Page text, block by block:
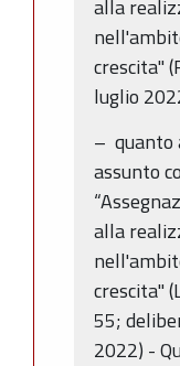
alla
crescita"
luglio
– quanto
assunto
alla
crescita"
55;
2022) -